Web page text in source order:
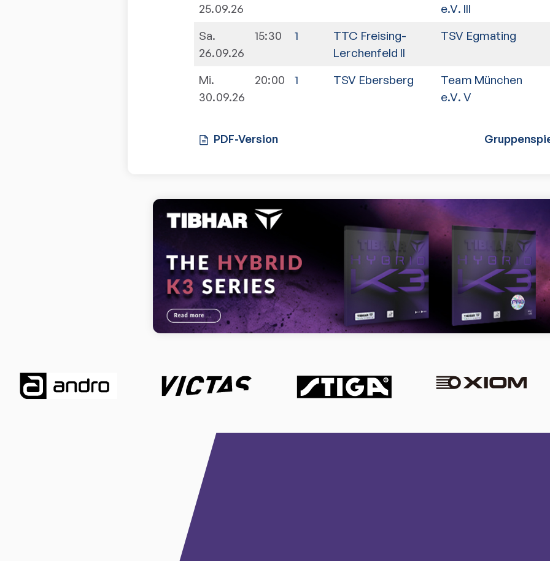
25.09.26
e.V. III
Sa.
26.09.26
15:30 1
TTC Freising-
Lerchenfeld II
TSV Egmating
Mi.
30.09.26
20:00 1 TSV Ebersberg
Team München
e.V. V
PDF-Version